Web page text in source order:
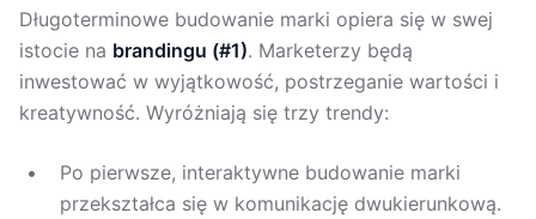
Długoterminowe budowanie marki opiera się w swej
istocie na brandingu (#1). Marketerzy będą
inwestować w wyjątkowość, postrzeganie wartości i
kreatywność. Wyróżniają się trzy trendy:
Po pierwsze, interaktywne budowanie marki
przekształca się w komunikację dwukierunkową.